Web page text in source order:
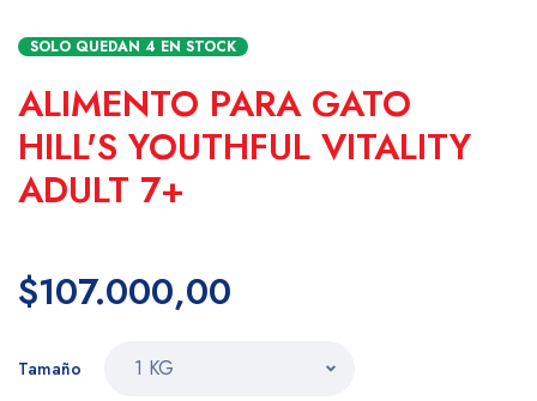
SOLO QUEDAN 4 EN STOCK
ALIMENTO PARA GATO
HILL'S YOUTHFUL VITALITY
ADULT 7+
$107.000,00
Tamaño